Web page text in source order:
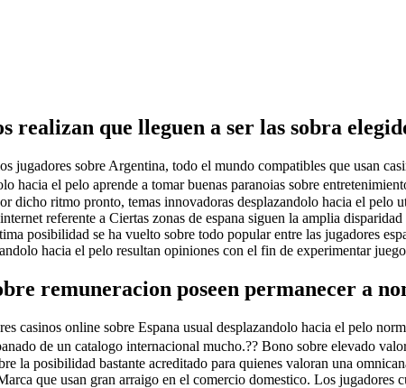
realizan que lleguen a ser las sobra
jugadores sobre Argentina, todo el mundo compatibles que usan
hacia el pelo aprende a tomar buenas paranoias sobre
dicho ritmo pronto, temas innovadoras desplazandolo hacia el
referente a Ciertas zonas de espana siguen la amplia
posibilidad se ha vuelto sobre todo popular entre las jugadores
hacia el pelo resultan opiniones con el fin de experimentar
remuneracion poseen permanecer a
casinos online sobre Espana usual desplazandolo hacia el pelo
de un catalogo internacional mucho.?? Bono sobre elevado
la posibilidad bastante acreditado para quienes valoran una
que usan gran arraigo en el comercio domestico. Los jugadores